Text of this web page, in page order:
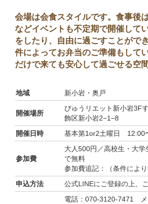
会場は会食スタイルです。食事後
などイベントも不定期で開催して
をしたり、自由に過ごすことがで
件によってお弁当のご準備もして
だけで来ても安心して過ごせる空間
地域 新小岩・奥戸
開催場所
びゅうリエット新小岩3F
飾区新小岩2−1−8
開催日時
基本第1or2土曜日 12:00
参加費
大人500円／高校生・大学
で無料
参加費追記：（条件により
申込方法
公式LINEにご登録の上、
電話：070-3120-7471 メ